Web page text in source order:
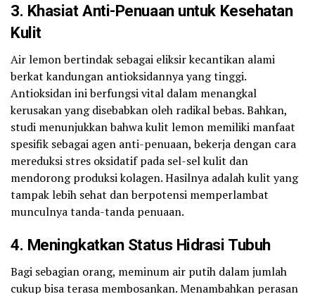
3. Khasiat Anti-Penuaan untuk Kesehatan
Kulit
Air lemon bertindak sebagai eliksir kecantikan alami
berkat kandungan antioksidannya yang tinggi.
Antioksidan ini berfungsi vital dalam menangkal
kerusakan yang disebabkan oleh radikal bebas. Bahkan,
studi menunjukkan bahwa kulit lemon memiliki manfaat
spesifik sebagai agen anti-penuaan, bekerja dengan cara
mereduksi stres oksidatif pada sel-sel kulit dan
mendorong produksi kolagen. Hasilnya adalah kulit yang
tampak lebih sehat dan berpotensi memperlambat
munculnya tanda-tanda penuaan.
4. Meningkatkan Status Hidrasi Tubuh
Bagi sebagian orang, meminum air putih dalam jumlah
cukup bisa terasa membosankan. Menambahkan perasan